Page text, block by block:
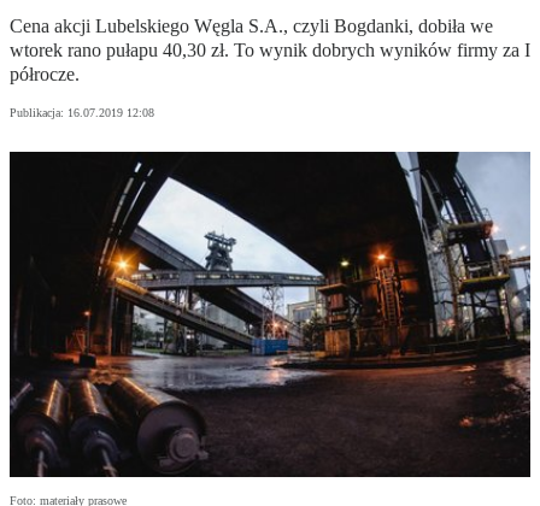
Cena akcji Lubelskiego Węgla S.A., czyli Bogdanki, dobiła we
wtorek rano pułapu 40,30 zł. To wynik dobrych wyników firmy za I
półrocze.
Publikacja: 16.07.2019 12:08
Foto: materiały prasowe